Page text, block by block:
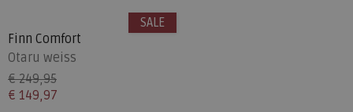
Finn Comfort
Otaru weiss
€ 249,95
€ 149,97
SALE